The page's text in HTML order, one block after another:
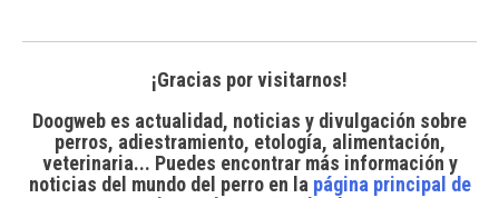
¡Gracias por visitarnos!
Doogweb es actualidad, noticias y divulgación sobre
perros, adiestramiento, etología, alimentación,
veterinaria... Puedes encontrar más información y
noticias del mundo del perroen la página principal de